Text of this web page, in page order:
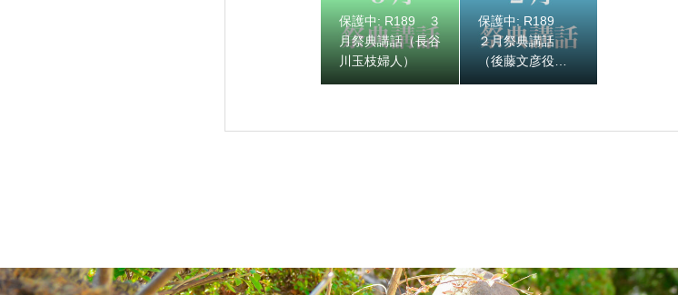
保護中: R189 ２月祭典講話（後藤文彦役員）
保護中: R189 ３
月祭典講話（長谷
川玉枝婦人）
保護中: R189
２月祭典講話
（後藤文彦役